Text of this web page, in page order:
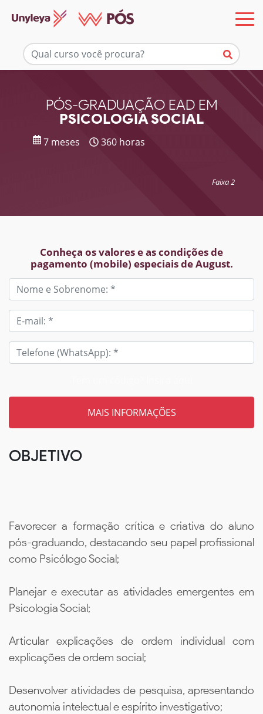
PÓS-GRADUAÇÃO EAD EM
PSICOLOGIA SOCIAL
7 meses 360 horas
Faixa 2
Conheça os valores e as condições de
pagamento (mobile) especiais de August.
Mais informações
OBJETIVO
Favorecer a formação crítica e criativa do aluno
pós-graduando, destacando seu papel profissional
como Psicólogo Social;
Planejar e executar as atividades emergentes em
Psicologia Social;
Articular explicações de ordem individual com
explicações de ordem social;
Desenvolver atividades de pesquisa, apresentando
autonomia intelectual e espírito investigativo;